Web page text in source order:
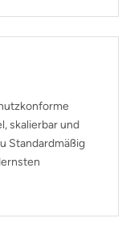
skalierbar und
Standardmäßig